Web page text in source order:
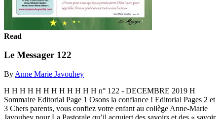
Read
Le Messager 122
By Anne Marie Javouhey
H H H H H H H H H H H H n° 122 - DECEMBRE 2019 H
Sommaire Editorial Page 1 Osons la confiance ! Editorial Pages 2 et
3 Chers parents, vous confiez votre enfant au collège Anne-Marie
Javouhey pour La Pastorale qu’il acquiert des savoirs et des « savoir